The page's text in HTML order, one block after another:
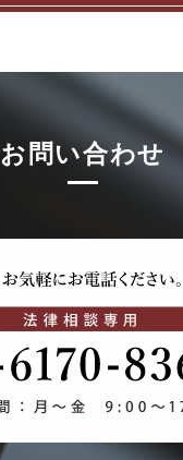
お問い合わせ